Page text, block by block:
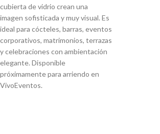
cubierta de vidrio crean una
imagen sofisticada y muy visual. Es
ideal para cócteles, barras, eventos
corporativos, matrimonios, terrazas
y celebraciones con ambientación
elegante. Disponible
próximamente para arriendo en
VivoEventos.